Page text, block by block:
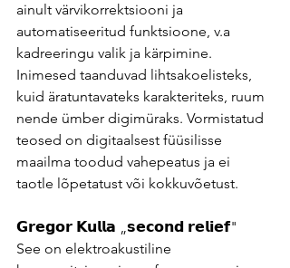
ainult värvikorrektsiooni ja
automatiseeritud funktsioone, v.a
kadreeringu valik ja kärpimine.
Inimesed taanduvad lihtsakoelisteks,
kuid äratuntavateks karakteriteks, ruum
nende ümber digimüraks. Vormistatud
teosed on digitaalsest füüsilisse
maailma toodud vahepeatus ja ei
taotle lõpetatust või kokkuvõetust.
𝗚𝗿𝗲𝗴𝗼𝗿 𝗞𝘂𝗹𝗹𝗮 „𝘀𝗲𝗰𝗼𝗻𝗱 𝗿𝗲𝗹𝗶𝗲𝗳"
See on elektroakustiline